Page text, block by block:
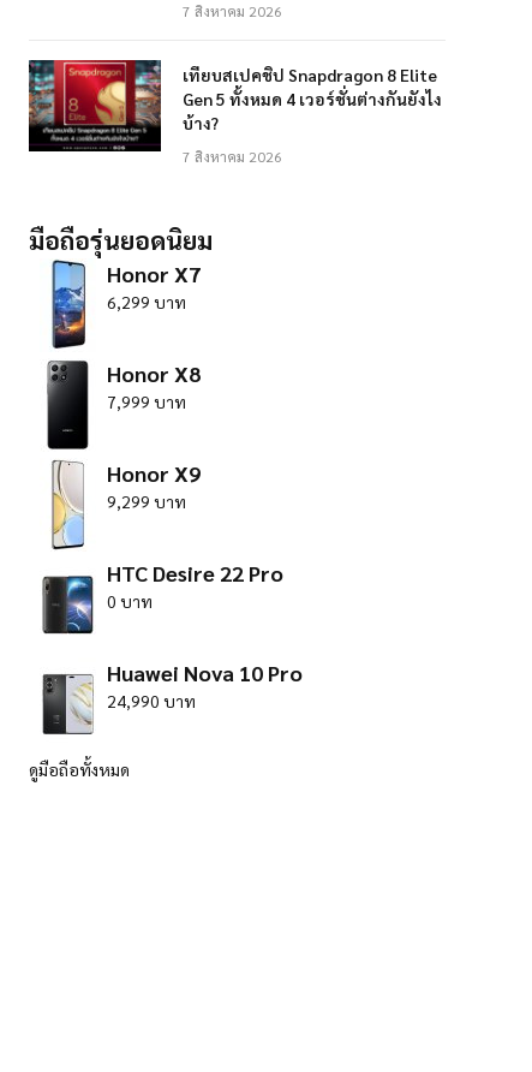
7 สิงหาคม 2026
เทียบสเปคชิป Snapdragon 8 Elite
Gen 5 ทั้งหมด 4 เวอร์ชั่นต่างกันยังไง
บ้าง?
7 สิงหาคม 2026
มือถือรุ่นยอดนิยม
Honor X7
6,299 บาท
Honor X8
7,999 บาท
Honor X9
9,299 บาท
HTC Desire 22 Pro
0 บาท
Huawei Nova 10 Pro
24,990 บาท
ดูมือถือทั้งหมด